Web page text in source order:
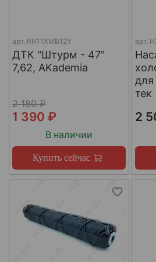
арт. RH11XMB12Y
ДТК "Штурм - 47"
7,62, AKademia
2 180 ₽
1 390 ₽
В наличии
Купить сейчас
арт.
для
тек
2